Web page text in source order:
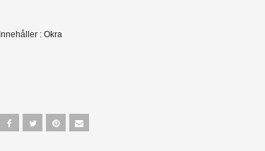
Innehåller : Okra